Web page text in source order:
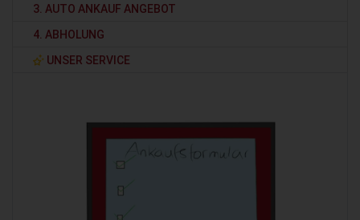
3. AUTO ANKAUF ANGEBOT
4. ABHOLUNG
UNSER SERVICE